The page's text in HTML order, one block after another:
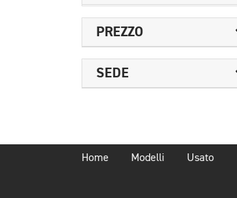
PREZZO
SEDE
Home Modelli Usato